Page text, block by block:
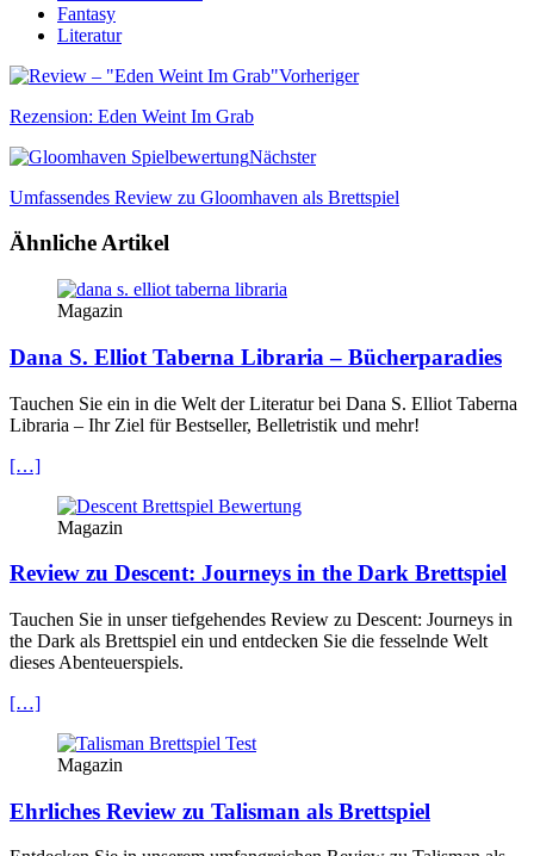
Fantasy
Literatur
Vorheriger
Rezension: Eden Weint Im Grab
Nächster
Umfassendes Review zu Gloomhaven als Brettspiel
Ähnliche Artikel
Magazin
Dana S. Elliot Taberna Libraria – Bücherparadies
Tauchen Sie ein in die Welt der Literatur bei Dana S. Elliot Taberna
Libraria – Ihr Ziel für Bestseller, Belletristik und mehr!
[…]
Magazin
Review zu Descent: Journeys in the Dark Brettspiel
Tauchen Sie in unser tiefgehendes Review zu Descent: Journeys in
the Dark als Brettspiel ein und entdecken Sie die fesselnde Welt
dieses Abenteuerspiels.
[…]
Magazin
Ehrliches Review zu Talisman als Brettspiel